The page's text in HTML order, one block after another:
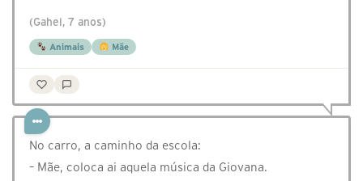
(Gahel, 7 anos)
Animais Mãe
No carro, a caminho da escola:
– Mãe, coloca ai aquela música da Giovana.